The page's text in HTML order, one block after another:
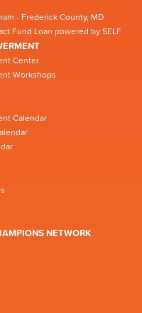
- Frederick County, MD
Fund Loan powered by SELF
Center
Workshops
Calendar
NETWORK